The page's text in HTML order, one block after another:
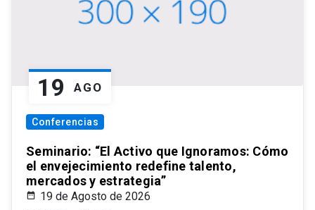
19 AGO
Conferencias
Seminario: “El Activo que Ignoramos: Cómo
el envejecimiento redefine talento,
mercados y estrategia”
19 de Agosto de 2026